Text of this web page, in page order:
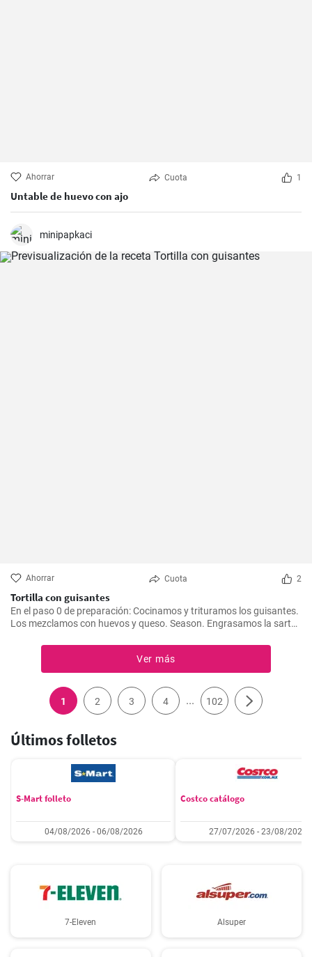
Ahorrar Cuota 1
Untable de huevo con ajo
minipapkaci
Ahorrar Cuota 2
Tortilla con guisantes
En el paso 0 de preparación: Cocinamos y trituramos los guisantes.
Los mezclamos con huevos y queso. Season. Engrasamos la sartén
Ver más
1 2 3 4 ... 102
Últimos folletos
S-Mart folleto
04/08/2026 - 06/08/2026
Costco catálogo
27/07/2026 - 23/08/2026
7-Eleven Alsuper